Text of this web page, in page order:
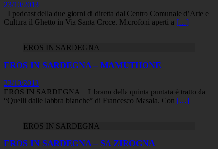
23/10/2013
I podcast della due giorni di diretta dal Centro Comunale d’Arte e
Cultura il Ghetto in Via Santa Croce. Microfoni aperti a […]
EROS IN SARDEGNA
EROS IN SARDEGNA – MAMUTHONE
23/10/2013
EROS IN SARDEGNA – Il brano della quinta puntata è tratto da
“Quelli dalle labbra bianche” di Francesco Masala. Con […]
EROS IN SARDEGNA
EROS IN SARDEGNA – SA ZIROGNA